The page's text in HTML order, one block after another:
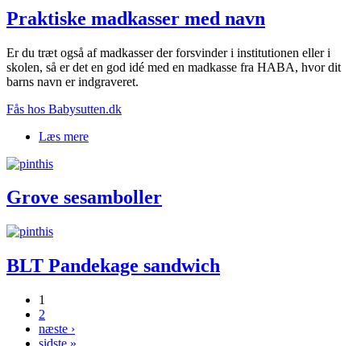
Praktiske madkasser med navn
Er du træt også af madkasser der forsvinder i institutionen eller i
skolen, så er det en god idé med en madkasse fra HABA, hvor dit
barns navn er indgraveret.
Fås hos Babysutten.dk
Læs mere
Grove sesamboller
BLT Pandekage sandwich
Sider
1
2
næste ›